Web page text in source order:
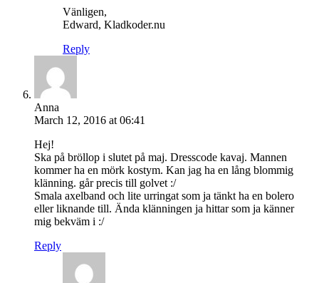
Vänligen,
Edward, Kladkoder.nu
Reply
Anna
March 12, 2016 at 06:41
Hej!
Ska på bröllop i slutet på maj. Dresscode kavaj. Mannen
kommer ha en mörk kostym. Kan jag ha en lång blommig
klänning. går precis till golvet :/
Smala axelband och lite urringat som ja tänkt ha en bolero
eller liknande till. Ända klänningen ja hittar som ja känner
mig bekväm i :/
Reply